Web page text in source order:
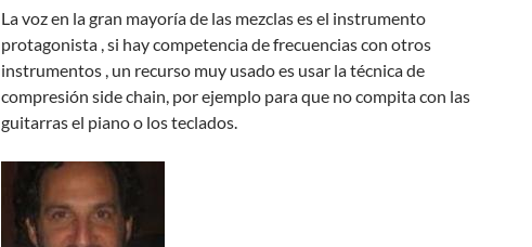
La voz en la gran mayoría de las mezclas es el instrumento
protagonista , si hay competencia de frecuencias con otros
instrumentos , un recurso muy usado es usar la técnica de
compresión side chain, por ejemplo para que no compita con las
guitarras el piano o los teclados.